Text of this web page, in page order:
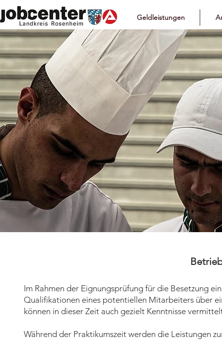
Geldleistungen
Im Rahmen der Eignungsprüfung für die Besetzung
Qualifikationen eines potentiellen Mitarbeiters über
können in dieser Zeit auch gezielt Kenntnisse
Während der Praktikumszeit werden die Leistungen